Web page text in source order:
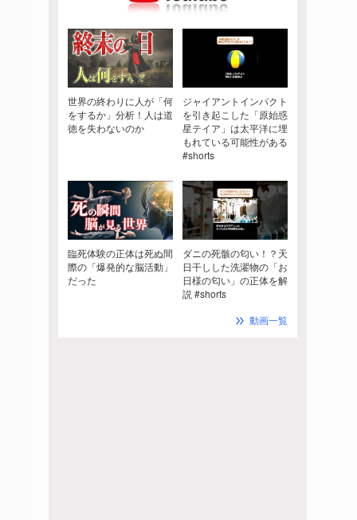
世界の終わりに人が「何
をするか」分析！人は道
徳を失わないのか
ジャイアントインパクト
を引き起こした「原始惑
星テイア」は太平洋に埋
もれている可能性がある
#shorts
臨死体験の正体は死ぬ間
際の「爆発的な脳活動」
だった
ダニの死骸の匂い！？天
日干しした洗濯物の「お
日様の匂い」の正体を解
説 #shorts
動画一覧